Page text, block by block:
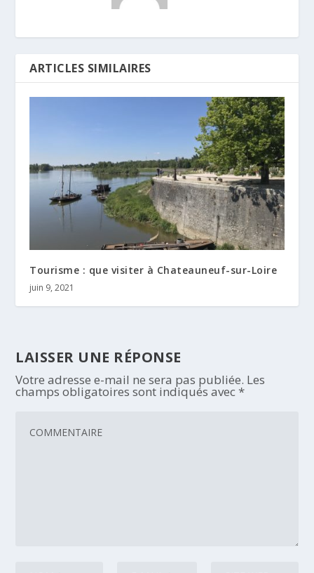
ARTICLES SIMILAIRES
Tourisme : que visiter à Chateauneuf-sur-Loire
juin 9, 2021
LAISSER UNE RÉPONSE
Votre adresse e-mail ne sera pas publiée. Les
champs obligatoires sont indiqués avec *